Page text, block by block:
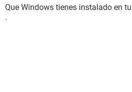
Que Windows tienes instalado en
.